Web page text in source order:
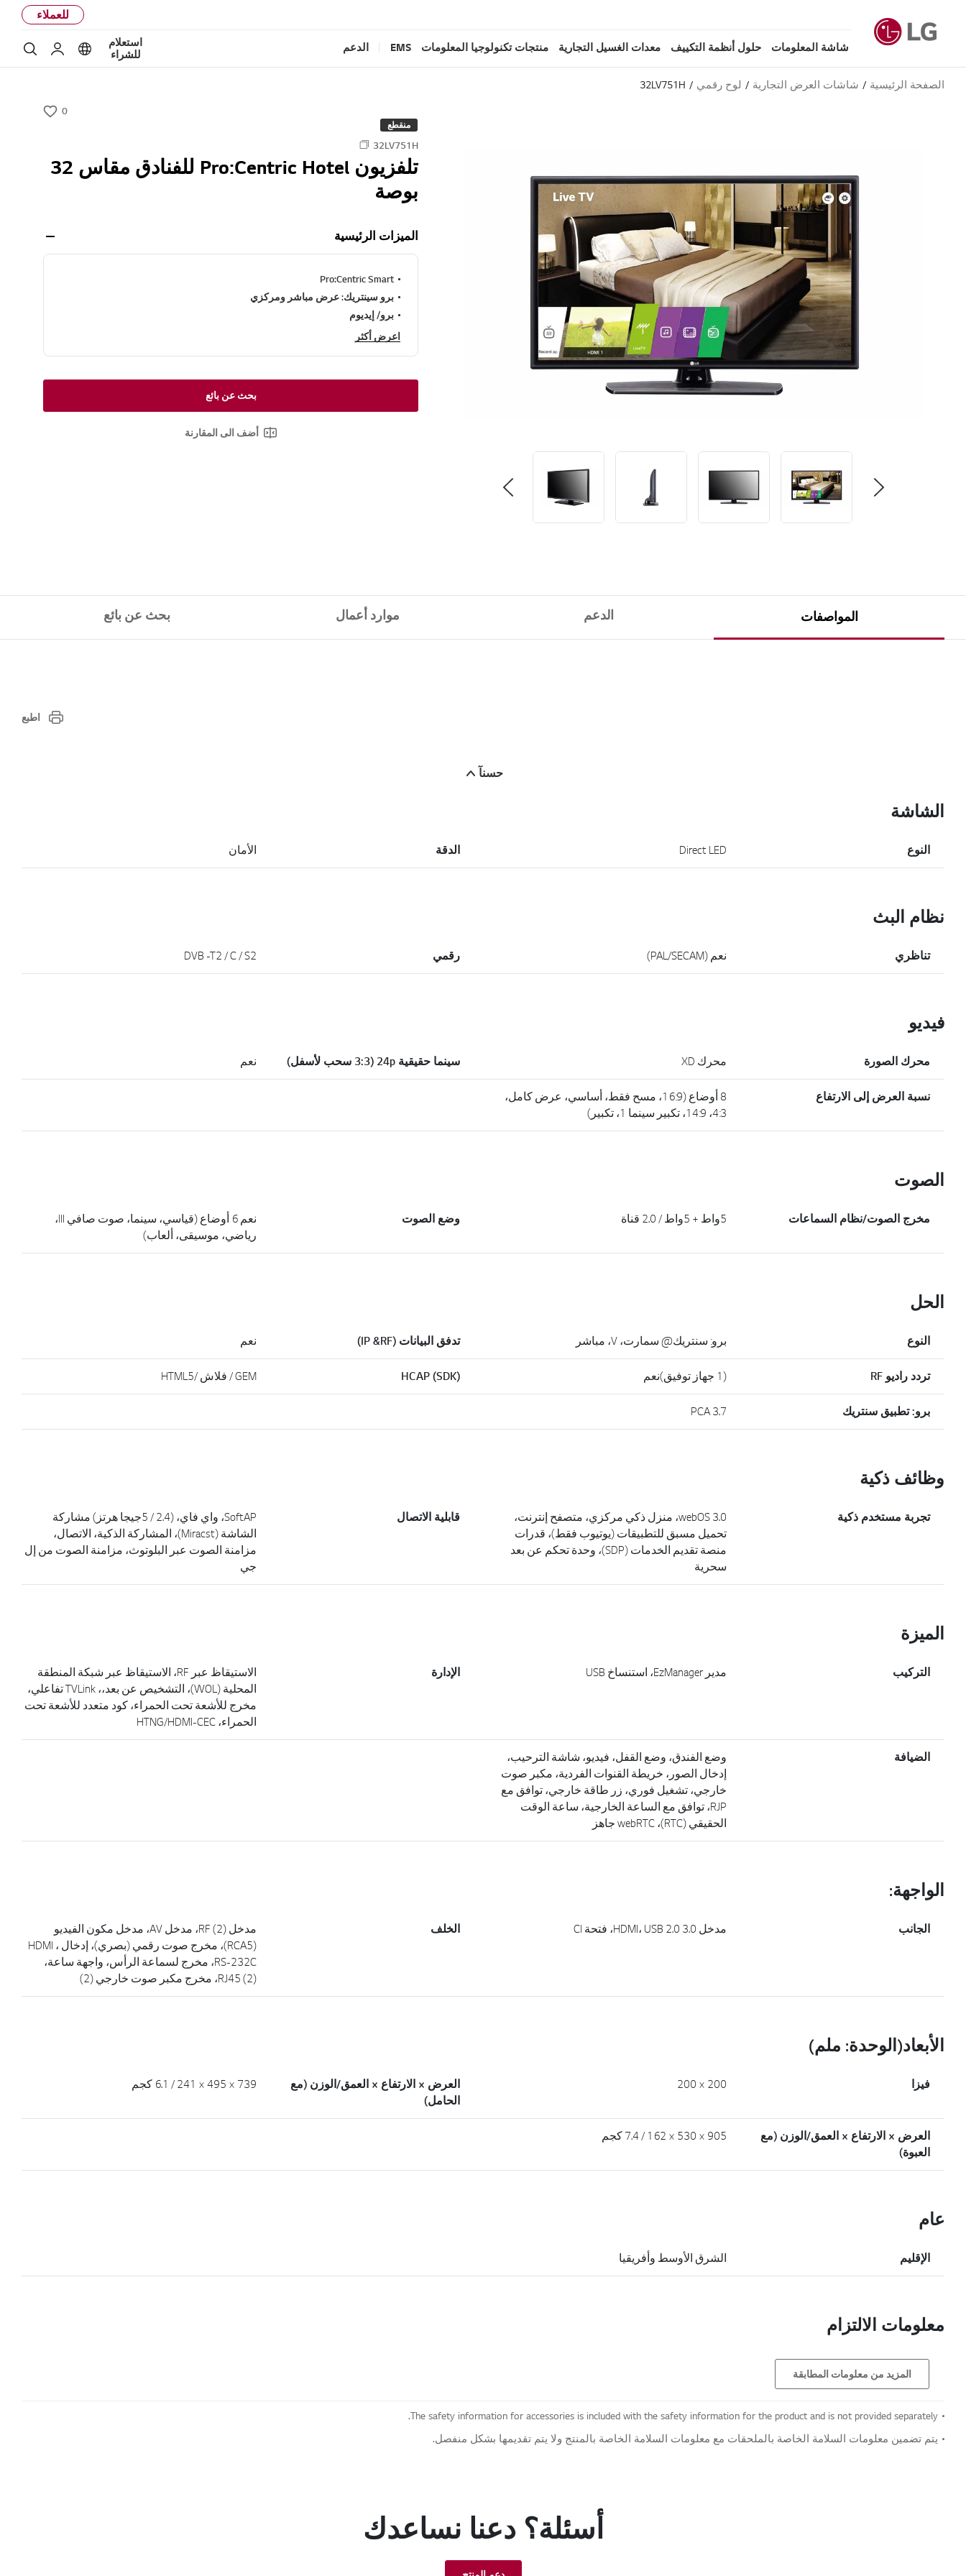
للعملاء
شاشة المعلومات حلول أنظمة التكييف معدات الغسيل التجارية منتجات تكنولوجيا المعلومات EMS الدعم
استعلام
للشراء
optionsحساب
الصفحة الرئيسية شاشات العرض التجارية لوح رقمي 32LV751H
0
h
منقطع
32LV751H
تلفزيون Pro:Centric Hotel للفنادق مقاس 32
بوصة
الميزات الرئيسية
Pro:Centric Smart
برو سينتريك: عرض مباشر ومركزي
برو/ إيديوم
اعرض أكثر
بحث عن بائع
أضف الى المقارنة
المواصفات الدعم موارد أعمال بحث عن بائع
اطبع
حسنآ
الشاشة
النوع Direct LED الدقة الأمان
نظام البث
تناظري نعم (PAL/SECAM) رقمي DVB -T2 / C / S2
فيديو
محرك الصورة محرك XD سينما حقيقية 24p (3:3 سحب لأسفل) نعم
نسبة العرض إلى الارتفاع
8 أوضاع (16:9، مسح فقط، أساسي، عرض كامل،
4:3، 14:9، تكبير سينما 1، تكبير)
الصوت
مخرج الصوت/نظام السماعات 5واط + 5واط / 2.0 قناة وضع الصوت
نعم 6 أوضاع (قياسي، سينما، صوت صافي III،
رياضي، موسيقى، ألعاب)
الحل
النوع برو: سنتريك@ سمارت، V، مباشر تدفق البيانات (IP &RF) نعم
تردد راديو RF (1 جهاز توفيق)نعم HCAP (SDK) GEM / فلاش /HTML5
برو: تطبيق سنتريك PCA 3.7
وظائف ذكية
تجربة مستخدم ذكية
webOS 3.0، منزل ذكي مركزي، متصفح إنترنت،
تحميل مسبق للتطبيقات (يوتيوب فقط)، قدرات
منصة تقديم الخدمات (SDP)، وحدة تحكم عن بعد
سحرية
قابلية الاتصال
SoftAP، واي فاي، (2.4 / 5جيجا هرتز) مشاركة
الشاشة (Miracst)، المشاركة الذكية، الاتصال،
مزامنة الصوت عبر البلوتوث، مزامنة الصوت من إل
جي
الميزة
التركيب مدير EzManager، استنساخ USB الإدارة
الاستيقاظ عبر RF، الاستيقاظ عبر شبكة المنطقة
المحلية (WOL)، التشخيص عن بعد،، TVLink تفاعلي،
مخرج للأشعة تحت الحمراء، كود متعدد للأشعة تحت
الحمراء، HTNG/HDMI-CEC
الضيافة
وضع الفندق، وضع القفل، فيديو، شاشة الترحيب،
إدخال الصور، خريطة القنوات الفردية، مكبر صوت
خارجي، تشغيل فوري، زر طاقة خارجي، توافق مع
RJP، توافق مع الساعة الخارجية، ساعة الوقت
الحقيقي (RTC)، webRTC جاهز
الواجهة:
الجانب مدخل HDMI، USB 2.0 3.0، فتحة CI الخلف
مدخل RF (2)، مدخل AV، مدخل مكون الفيديو
(RCA5)، مخرج صوت رقمي (بصري)، إدخال HDMI ،
RS-232C، مخرج لسماعة الرأس، واجهة ساعة،
RJ45 (2)، مخرج مكبر صوت خارجي (2)
الأبعاد(الوحدة: ملم)
فيزا 200 × 200
العرض × الارتفاع × العمق/الوزن (مع
الحامل)
739 × 495 × 241 / 6.1 كجم
العرض × الارتفاع × العمق/الوزن (مع
العبوة)
905 × 530 × 162 / 7.4 كجم
عام
الإقليم الشرق الأوسط وأفريقيا
معلومات الالتزام
المزيد من معلومات المطابقة
The safety information for accessories is included with the safety information for the product and is not provided separately.
يتم تضمين معلومات السلامة الخاصة بالملحقات مع معلومات السلامة الخاصة بالمنتج ولا يتم تقديمها بشكل منفصل.
أسئلة؟ دعنا نساعدك